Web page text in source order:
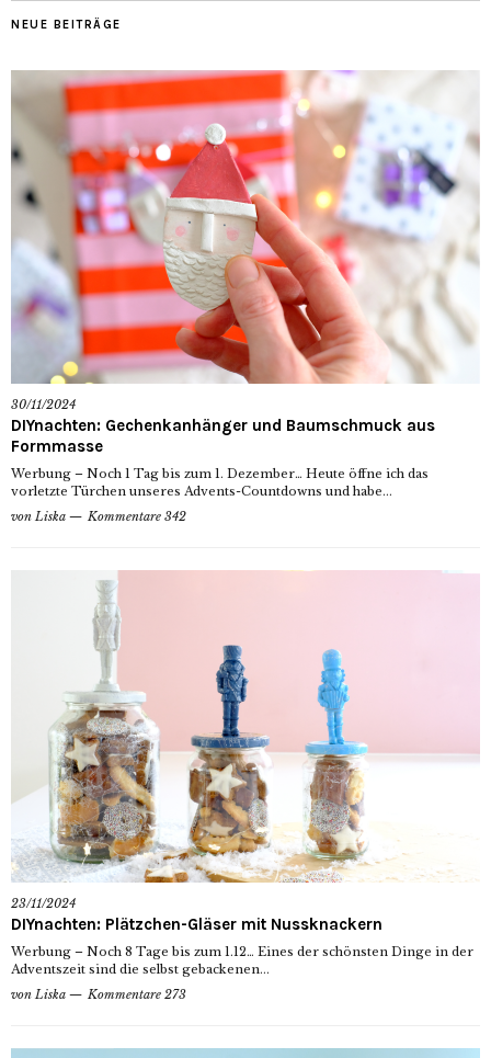
NEUE BEITRÄGE
30/11/2024
DIYnachten: Gechenkanhänger und Baumschmuck aus
Formmasse
Werbung – Noch 1 Tag bis zum 1. Dezember… Heute öffne ich das
vorletzte Türchen unseres Advents-Countdowns und habe...
von Liska Kommentare 342
23/11/2024
DIYnachten: Plätzchen-Gläser mit Nussknackern
Werbung – Noch 8 Tage bis zum 1.12… Eines der schönsten Dinge in der
Adventszeit sind die selbst gebackenen...
von Liska Kommentare 273